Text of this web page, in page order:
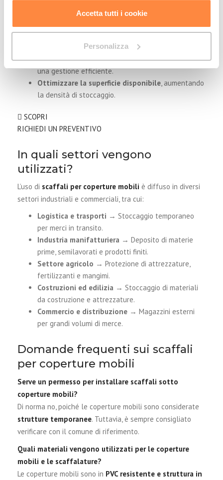
Accetta tutti i cookie
Personalizza
mobili, permettono di:
Ridurre i tempi di movimentazionegrazie allo
scorrimento automatico delle unità di carico.
Proteggere la merce dalle intemperie, garantendo
una gestione efficiente.
Ottimizzare la superficie disponibile , aumentando
la densità di stoccaggio.
SCOPRI
RICHIEDI UN PREVENTIVO
In quali settori vengono
utilizzati?
L’uso di scaffali per coperture mobili è diffuso in diversi
settori industriali e commerciali, tra cui:
Logistica e trasporti → Stoccaggio temporaneo
per merci in transito.
Industria manifatturiera → Deposito di materie
prime, semilavorati e prodotti finiti.
Settore agricolo → Protezione di attrezzature,
fertilizzanti e mangimi.
Costruzioni ed edilizia → Stoccaggio di materiali
da costruzione e attrezzature.
Commercio e distribuzione → Magazzini esterni
per grandi volumi di merce.
Domande frequenti sui scaffali
per coperture mobili
Serve un permesso per installare scaffali sotto
coperture mobili?
Di norma no, poiché le coperture mobili sono considerate
strutture temporanee. Tuttavia, è sempre consigliato
verificare con il comune di riferimento.
Quali materiali vengono utilizzati per le coperture
mobili e le scaffalature?
Le coperture mobili sono in PVC resistente e struttura in